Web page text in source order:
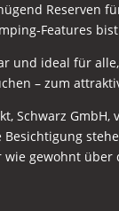
Reserven
und ideal für
– zum
Schwarz
gewohnt